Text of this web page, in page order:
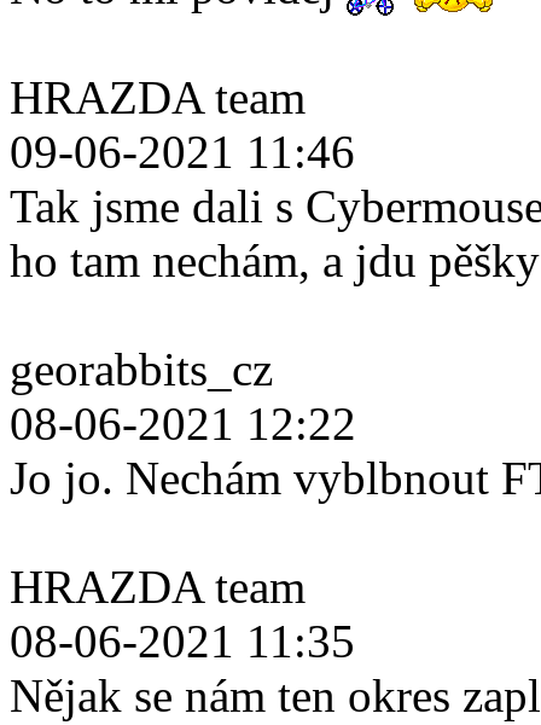
HRAZDA team
09-06-2021 11:46
Tak jsme dali s
ho tam nechám, a jdu
georabbits_cz
08-06-2021 12:22
Jo jo. Nechám vyblbnout
HRAZDA team
08-06-2021 11:35
Nějak se nám ten okres